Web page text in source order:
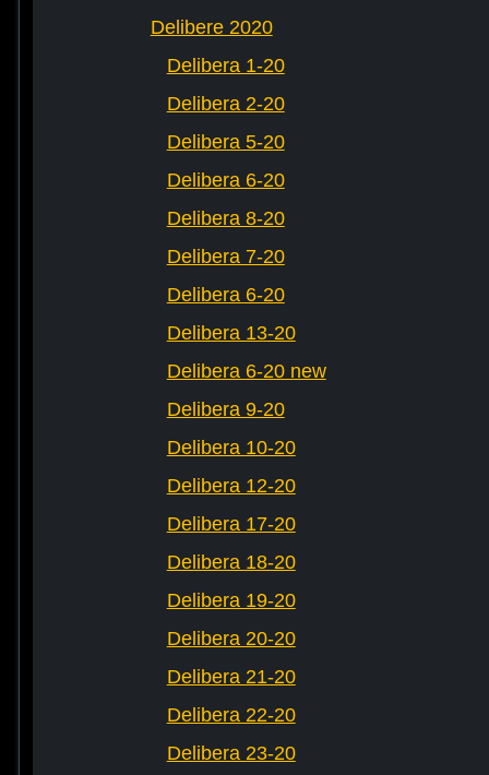
Delibere 2020
Delibera 1-20
Delibera 2-20
Delibera 5-20
Delibera 6-20
Delibera 8-20
Delibera 7-20
Delibera 6-20
Delibera 13-20
Delibera 6-20 new
Delibera 9-20
Delibera 10-20
Delibera 12-20
Delibera 17-20
Delibera 18-20
Delibera 19-20
Delibera 20-20
Delibera 21-20
Delibera 22-20
Delibera 23-20